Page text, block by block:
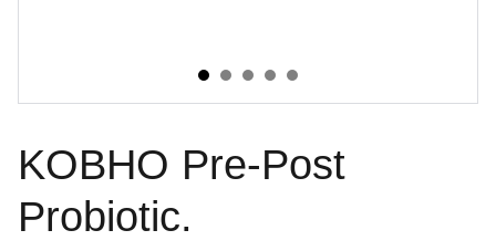
KOBHO Pre-Post
Probiotic.